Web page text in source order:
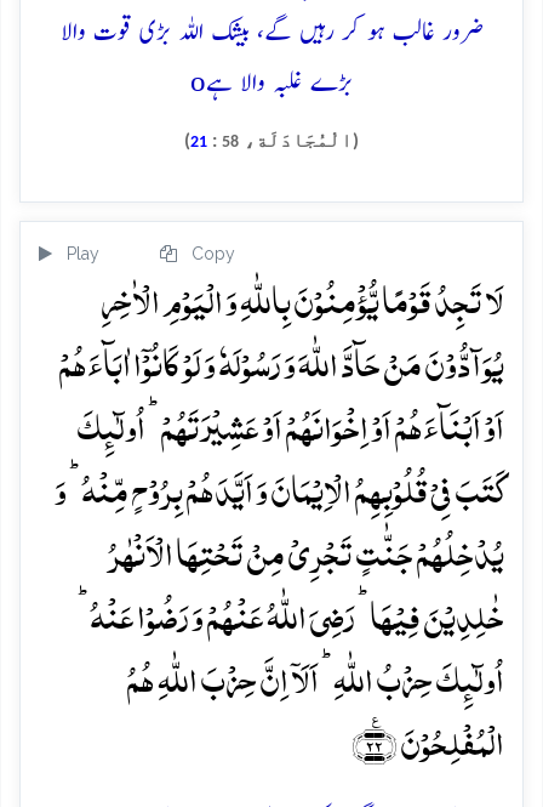
ضرور غالب ہو کر رہیں گے، بیشک اللہ بڑی قوت والا
بڑے غلبہ والا ہےo
(الْمُجَادَلَة، 58
:
21
)
Play Copy
لَا تَجِدُ قَوۡمًا یُّؤۡمِنُوۡنَ بِاللّٰہِ وَ الۡیَوۡمِ الۡاٰخِرِ
یُوَآدُّوۡنَ مَنۡ حَآدَّ اللّٰہَ وَ رَسُوۡلَہٗ وَ لَوۡ کَانُوۡۤا اٰبَآءَہُمۡ
اَوۡ اَبۡنَآءَہُمۡ اَوۡ اِخۡوَانَہُمۡ اَوۡ عَشِیۡرَتَہُمۡ ؕ اُولٰٓئِکَ
کَتَبَ فِیۡ قُلُوۡبِہِمُ الۡاِیۡمَانَ وَ اَیَّدَہُمۡ بِرُوۡحٍ مِّنۡہُ ؕ وَ
یُدۡخِلُہُمۡ جَنّٰتٍ تَجۡرِیۡ مِنۡ تَحۡتِہَا الۡاَنۡہٰرُ
خٰلِدِیۡنَ فِیۡہَا ؕ رَضِیَ اللّٰہُ عَنۡہُمۡ وَ رَضُوۡا عَنۡہُ ؕ
اُولٰٓئِکَ حِزۡبُ اللّٰہِ ؕ اَلَاۤ اِنَّ حِزۡبَ اللّٰہِ ہُمُ
الۡمُفۡلِحُوۡنَ ﴿٪۲۲﴾